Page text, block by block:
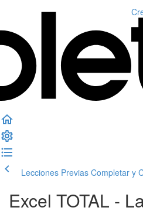
Lecciones Previas Completar y
Excel TOTAL -